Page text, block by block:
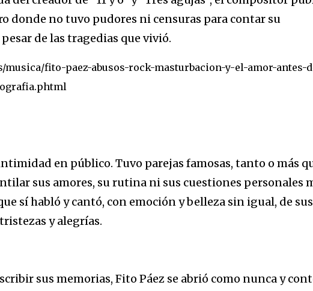
en el living de Belgrano, todavía con la cicatriz fresca pero la púa en la
+ funk...
donde no tuvo pudores ni censuras para contar su
de las tragedias que vivió.
fito-paez-abusos-rock-masturbacion-y-el-amor-antes-
en público. Tuvo parejas famosas, tanto o más
sus amores, su rutina ni sus cuestiones personales
sí habló y cantó, con emoción y belleza sin igual, de sus
y alegrías.
sus memorias, Fito Páez se abrió como nunca y